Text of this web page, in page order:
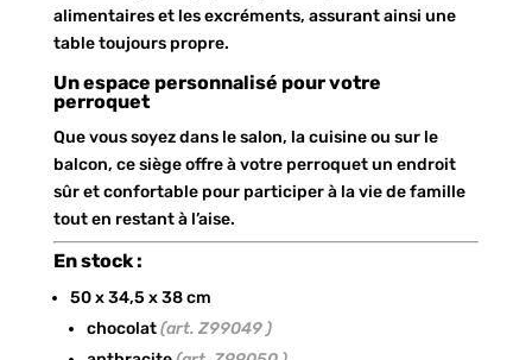
alimentaires et les excréments, assurant ainsi une
table toujours propre.
Un espace personnalisé pour votre
perroquet
Que vous soyez dans le salon, la cuisine ou sur le
balcon, ce siège offre à votre perroquet un endroit
sûr et confortable pour participer à la vie de famille
tout en restant à l’aise.
En stock :
50 x 34,5 x 38 cm
chocolat(art. Z99049 )